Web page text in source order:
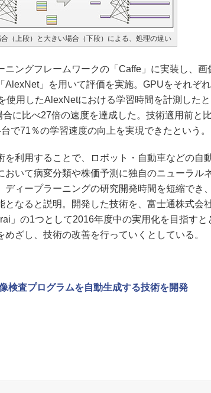
（上段）と大きい場合（下段）による、処理の違い
ングフレームワークの「Caffe」に実装し、画
AlexNet」を用いて評価を実施。GPUをそれぞれ
使用したAlexNetにおける学習時間を計測したと
に比べ27倍の速度を達成した。技術適用前と比
で71％の学習速度の向上を実現できたという。
利用することで、ロボット・自動車などの自
おいて病変分類や株価予測に独自のニューラル
ィープラーニングの研究開発時間を短縮でき、
となると説明。開発した技術を、富士通株式会
」の1つとして2016年度中の実用化を目指すと
ざし、技術の改善を行っていくとしている。
検査プログラムを自動生成する技術を開発